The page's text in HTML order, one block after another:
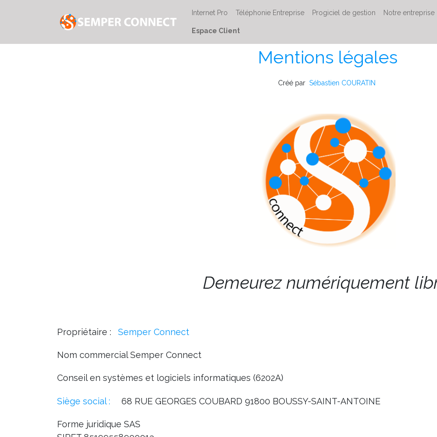
Internet Pro Téléphonie Entreprise Progiciel de gestion Notre entreprise
Espace Client
Mentions légales
Créé par Sébastien COURATIN
Demeurez numériquement
Propriétaire : Semper Connect
Nom commercial Semper Connect
Conseil en systèmes et logiciels informatiques (6202A)
Siège social : 68 RUE GEORGES COUBARD 91800 BOUSSY-SAINT-ANTOINE
Forme juridique SAS